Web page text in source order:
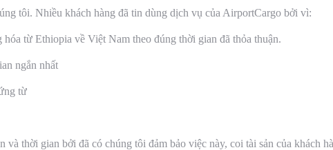
tôi. Nhiều khách hàng đã tin dùng dịch vụ của AirportCargo bởi vì:
từ Ethiopia về Việt Nam theo đúng thời gian đã thỏa thuận.
ngắn nhất
từ
và thời gian bởi đã có chúng tôi đảm bảo việc này, coi tài sản của khách